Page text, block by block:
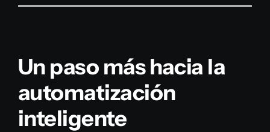
Un paso más hacia la
automatización
inteligente